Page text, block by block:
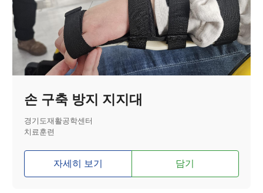
손 구축 방지 지지대
경기도재활공학센터
치료훈련
자세히 보기 담기